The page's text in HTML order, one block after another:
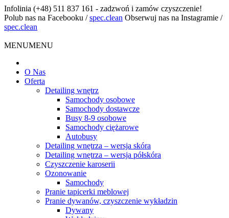
Infolinia (+48) 511 837 161 - zadzwoń i zamów czyszczenie!
Polub nas na Facebooku /spec.clean Obserwuj nas na Instagramie /
spec.clean
MENUMENU
O Nas
Oferta
Detailing wnętrz
Samochody osobowe
Samochody dostawcze
Busy 8-9 osobowe
Samochody ciężarowe
Autobusy
Detailing wnętrza – wersja skóra
Detailing wnętrza – wersja półskóra
Czyszczenie karoserii
Ozonowanie
Samochody
Pranie tapicerki meblowej
Pranie dywanów, czyszczenie wykładzin
Dywany